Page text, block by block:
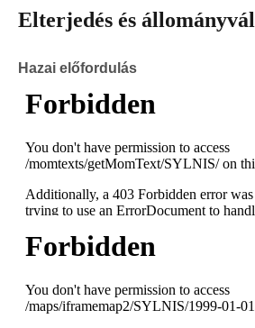
Elterjedés és
Hazai előfordulás